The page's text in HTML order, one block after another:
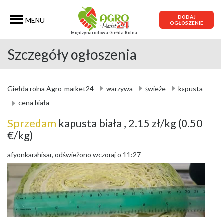
MENU
Międzynarodowa Giełda Rolna
DODAJ
OGŁOSZENIE
Szczegóły ogłoszenia
Giełda rolna Agro-market24 warzywa świeże
kapusta
cena biała
Sprzedam kapusta biała , 2.15 zł/kg(0.50
€/kg)
afyonkarahisar, odświeżono wczoraj o 11:27